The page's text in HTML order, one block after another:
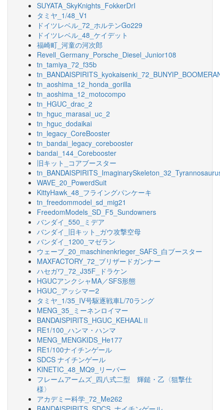
SUYATA_SkyKnights_FokkerDrI
タミヤ_1/48_V1
ドイツレベル_72_ホルテンGo229
ドイツレベル_48_ケイデット
福崎町_河童の河次郎
Revell_Germany_Porsche_Diesel_Junior108
tn_tamiya_72_f35b
tn_aoshima_12_honda_gorilla
tn_aoshima_12_motocompo
tn_HGUC_drac_2
tn_hguc_marasai_uc_2
tn_hguc_dodaikai
tn_legacy_CoreBooster
tn_bandai_legacy_corebooster
bandai_144_Corebooster
旧キット_コアブースター
WAVE_20_PowerdSuit
KittyHawk_48_フライングパンケーキ
tn_freedommodel_sd_mig21
FreedomModels_SD_F5_Sundowners
バンダイ_550_ミデア
バンダイ_旧キット_ガウ攻撃空母
バンダイ_1200_マゼラン
ウェーブ_20_maschinenkrieger_SAFS_白ブースター
MAXFACTORY_72_ブリザードガンナー
ハセガワ_72_J35F_ドラケン
HGUCアンクシャMA／SFS形態
HGUC_アッシマー2
タミヤ_1/35_IV号駆逐戦車L/70ラング
MENG_35_ミーネンロイマー
BANDAISPIRITS_HGUC_KEHAALⅡ
RE1/100_ハンマ・ハンマ
MENG_MENGKIDS_He177
RE1/100ナイチンゲール
SDCS ナイチンゲール
KINETIC_48_MQ9_リーパー
フレームアームズ_四八式二型 輝鎚・乙〈狙撃仕
様〉
アカデミー科学_72_Me262